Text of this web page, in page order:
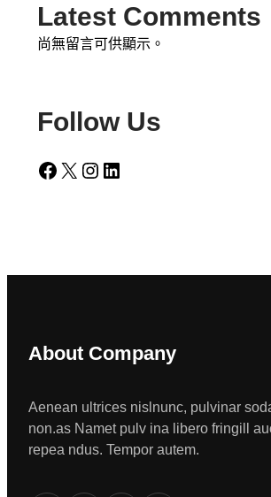
Latest Comments
尚無留言可供顯示。
Follow Us
Facebook X Instagram LinkedIn
About Company
Aenean ultrices nislnunc, pulvinar
non.as Namet pulv ina libero fringill
repea ndus. Tempor autem.